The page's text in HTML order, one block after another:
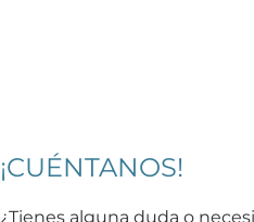
¡CUÉNTANOS!
¿Tienes alguna duda o